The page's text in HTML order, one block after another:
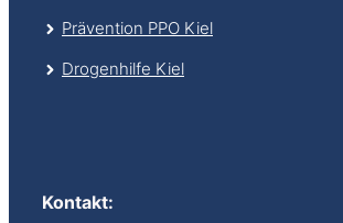
Prävention PPO Kiel
Drogenhilfe Kiel
Kontakt: